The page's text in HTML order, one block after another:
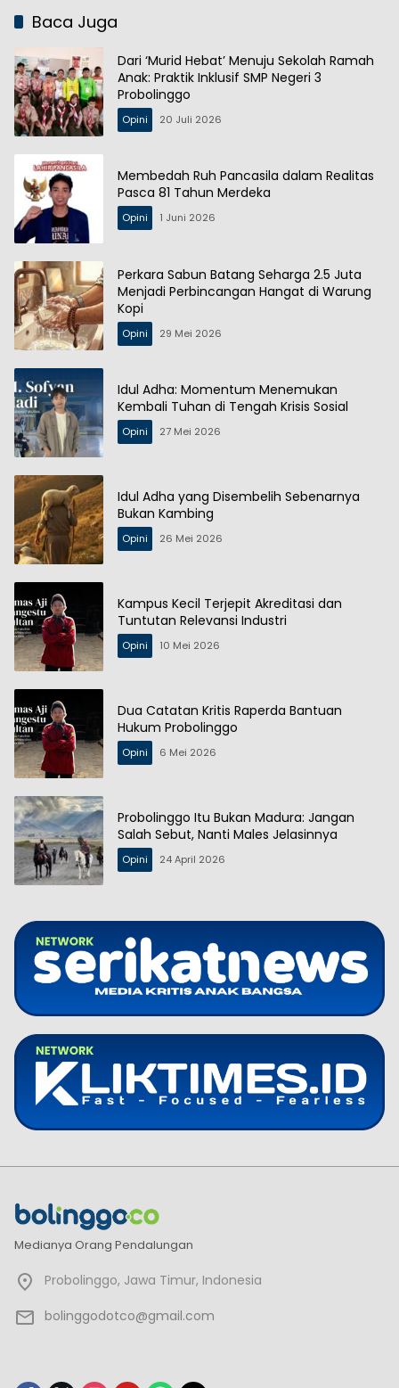
Baca Juga
Dari ‘Murid Hebat’ Menuju Sekolah Ramah
Anak: Praktik Inklusif SMP Negeri 3
Probolinggo
Opini 20 Juli 2026
Membedah Ruh Pancasila dalam Realitas
Pasca 81 Tahun Merdeka
Opini 1 Juni 2026
Perkara Sabun Batang Seharga 2.5 Juta
Menjadi Perbincangan Hangat di Warung
Kopi
Opini 29 Mei 2026
Idul Adha: Momentum Menemukan
Kembali Tuhan di Tengah Krisis Sosial
Opini 27 Mei 2026
Idul Adha yang Disembelih Sebenarnya
Bukan Kambing
Opini 26 Mei 2026
Kampus Kecil Terjepit Akreditasi dan
Tuntutan Relevansi Industri
Opini 10 Mei 2026
Dua Catatan Kritis Raperda Bantuan
Hukum Probolinggo
Opini 6 Mei 2026
Probolinggo Itu Bukan Madura: Jangan
Salah Sebut, Nanti Males Jelasinnya
Opini 24 April 2026
Medianya Orang Pendalungan
Probolinggo, Jawa Timur, Indonesia
bolinggodotco@gmail.com